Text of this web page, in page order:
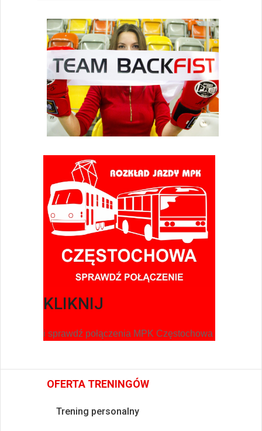
KLIKNIJ
i sprawdź połączenia MPK Częstochowa
OFERTA TRENINGÓW
Trening personalny